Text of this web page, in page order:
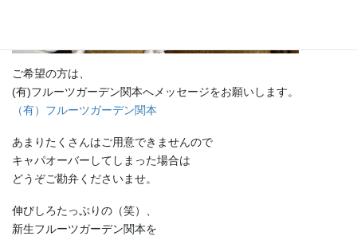
ご希望の方は、
(有)フルーツガーデン関本へメッセージをお願いします。
（有）フルーツガーデン関本
あまりたくさんはご用意できませんので
キャパオーバーしてしまった場合は
どうぞご勘弁くださいませ。
伸びしろたっぷりの（笑）、
新生フルーツガーデン関本を